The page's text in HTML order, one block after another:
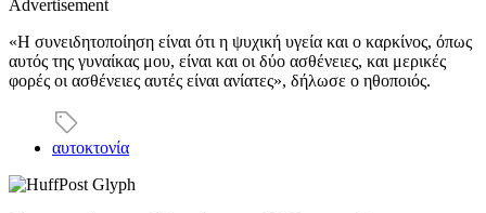
Advertisement
«Η συνειδητοποίηση είναι ότι η ψυχική υγεία και ο καρκίνος, όπως
αυτός της γυναίκας μου, είναι και οι δύο ασθένειες, και μερικές
φορές οι ασθένειες αυτές είναι ανίατες», δήλωσε ο ηθοποιός.
αυτοκτονία